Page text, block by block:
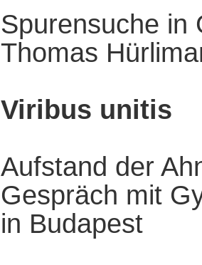
Spurensuche in
Thomas
Viribus unitis
Aufstand der
Gespräch mit
in Budapest